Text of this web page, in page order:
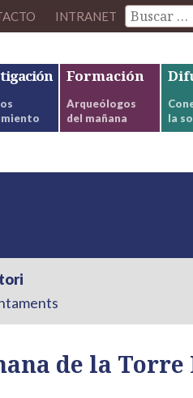
INTRANET
Formación
Arqueólogos
del mañana
la
de la